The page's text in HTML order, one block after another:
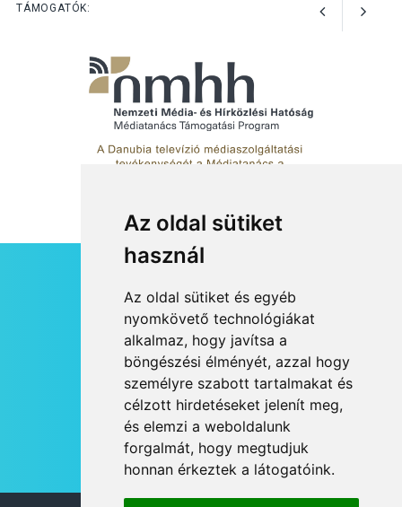
Az oldal sütiket
használ
Az oldal sütiket és egyéb
nyomkövető technológiákat
alkalmaz, hogy javítsa a
böngészési élményét, azzal hogy
személyre szabott tartalmakat és
célzott hirdetéseket jelenít meg,
és elemzi a weboldalunk
forgalmát, hogy megtudjuk
honnan érkeztek a látogatóink.
TÁMOGATÓK:
RSS
JOGI NYILATKOZAT
KAPCSOLAT
OLDALTÉRKÉP
IMPRESSZUM
HÍR BEKÜLDÉSE